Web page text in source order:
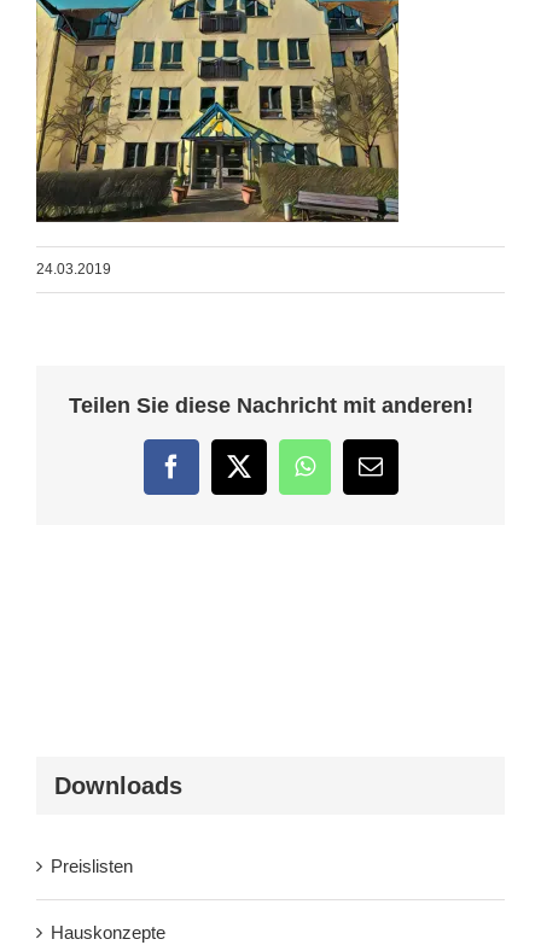
24.03.2019
Teilen Sie diese Nachricht mit anderen!
FacebookTwitterWhatsApp
E-
Mail
Downloads
Preislisten
Hauskonzepte